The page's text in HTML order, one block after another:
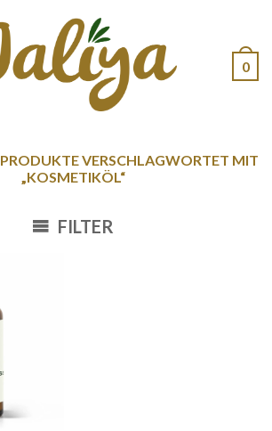
0
PRODUKTE VERSCHLAGWORTET MIT
„KOSMETIKÖL“
FILTER